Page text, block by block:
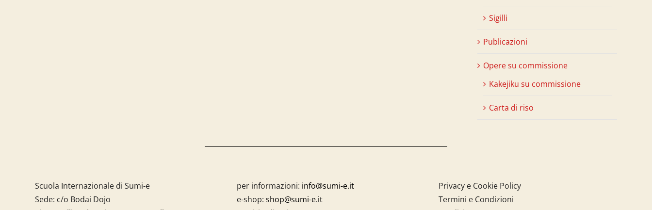
Sigilli
Publicazioni
Opere su commissione
Kakejiku su commissione
Carta di riso
Scuola Internazionale di Sumi-e
Sede: c/o Bodai Dojo
per informazioni: info@sumi-e.it
e-shop: shop@sumi-e.it
Privacy e Cookie Policy
Termini e Condizioni